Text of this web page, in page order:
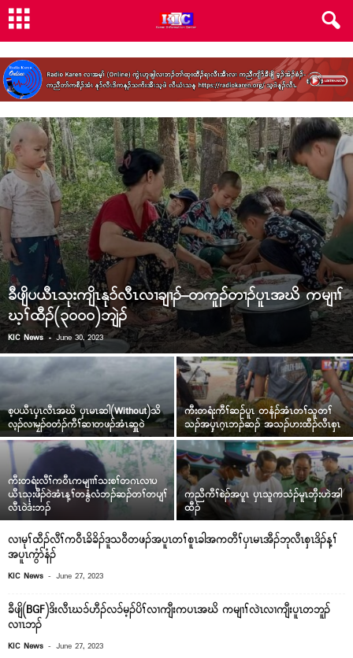
ခီဖျိပယီၤသုးကျိၤနု၁်လီၤလၢချၢၣ်–တကူၣ်တၢၣ်ပူၤအဃိ ကမျၢၢ်
ဃ့ၢ်ထီၣ်(၃၀၀၀)ဘျဲၣ်
KIC News - June 30, 2023
စ့ပယီၤၦ့ၤလီၤအဃိ ၦၤမၤဆါ(Without)သိ
လ့ၣ်လၢမၠၣ်၀တံၣ်ကီၢ်ဆၢတဖၣ်အံၤဆှူ၀ဲ
ကီးတရံးကီၢ်ဆၣ်ပူၤ တနံၣ်အံၤတၢ်သူတၢ်
သၣ်အၦ့ၤဂ့ၤဘၣ်ဆၣ် အသၣ်ဟးထီၣ်လီၤစှၤ
ကီးတရံးလီၢ်က၀ီၤကမျၢၢၢ်သးစၢ်တဂၤလၢပ
ယီၤသုးဖီၣ်၀ဲအံၤန့ၢ်တနွံလံဘၣ်ဆၣ်တၢ်တပျၢ်
လီၤ၀ဲဒံးဘၣ်
ကညီကီၢ်စဲၣ်အပူၤ ၦၤသူကသံၣ်မူၤဘှီးဟဲအါ
ထီၣ်
လၢမုၢ်ထီၣ်လီၢ်က၀ီၤခိခိၣ်ဒူသ၀ီတဖၣ်အပူၤတၢ်စူၤခါအကတီၢ်ၦၤမၤအီၣ်ဘုလီၤစှၤဒိၣ်န့ၢ်
အပူၤကွံာ်နံၣ်
KIC News - June 27, 2023
ခီဖျိ(BGF)ဒိးလီၤဃ၁်ဟီၣ်လ၁်မ့ၣ်ပိၢ်လၢကျီးကပၤအဃိ ကမျၢၢ်လဲၤလၢကျီးပူၤတဘူၣ်
လၢၤဘၣ်
KIC News - June 27, 2023